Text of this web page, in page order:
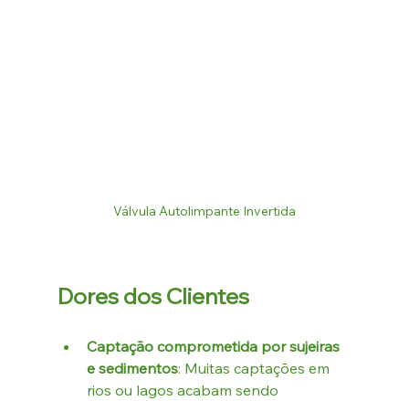
Válvula Autolimpante Invertida
Dores dos Clientes
Captação comprometida por sujeiras
e sedimentos: Muitas captações em
rios ou lagos acabam sendo